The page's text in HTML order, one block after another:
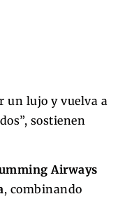
un lujo y vuelva a
sostienen
Airways
, combinando